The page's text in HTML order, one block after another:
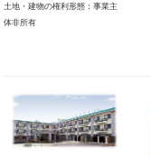
土地・建物の権利形態：事業主
体非所有